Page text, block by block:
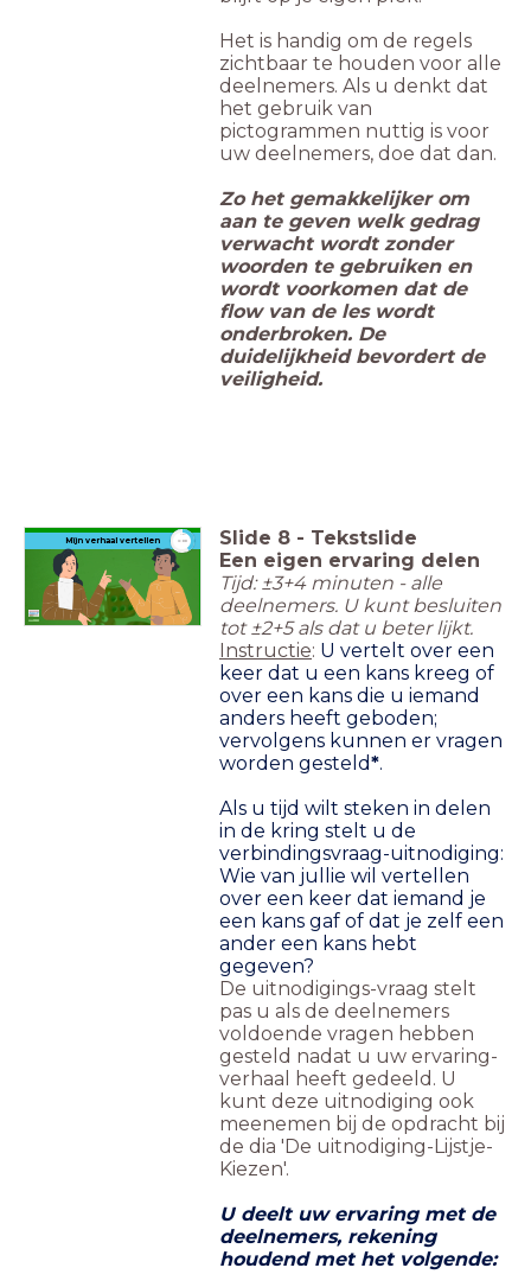
Het is handig om de regels
zichtbaar te houden voor alle
deelnemers. Als u denkt dat
het gebruik van
pictogrammen nuttig is voor
uw deelnemers, doe dat dan.
Zo het gemakkelijker om
aan te geven welk gedrag
verwacht wordt zonder
woorden te gebruiken en
wordt voorkomen dat de
flow van de les wordt
onderbroken. De
duidelijkheid bevordert de
veiligheid.
Mijn verhaal vertellen Slide 8 - Tekstslide
Een eigen ervaring delen
Tijd: ±3+4 minuten - alle
deelnemers. U kunt besluiten
tot ±2+5 als dat u beter lijkt.
Instructie: U vertelt over een
keer dat u een kans kreeg of
over een kans die u iemand
anders heeft geboden;
vervolgens kunnen er vragen
worden gesteld*.
Als u tijd wilt steken in delen
in de kring stelt u de
verbindingsvraag-uitnodiging:
Wie van jullie wil vertellen
over een keer dat iemand je
een kans gaf of dat je zelf een
ander een kans hebt
gegeven?
De uitnodigings-vraag stelt
pas u als de deelnemers
voldoende vragen hebben
gesteld nadat u uw ervaring-
verhaal heeft gedeeld. U
kunt deze uitnodiging ook
meenemen bij de opdracht bij
de dia 'De uitnodiging-Lijstje-
Kiezen'.
U deelt uw ervaring met de
deelnemers, rekening
houdend met het volgende: